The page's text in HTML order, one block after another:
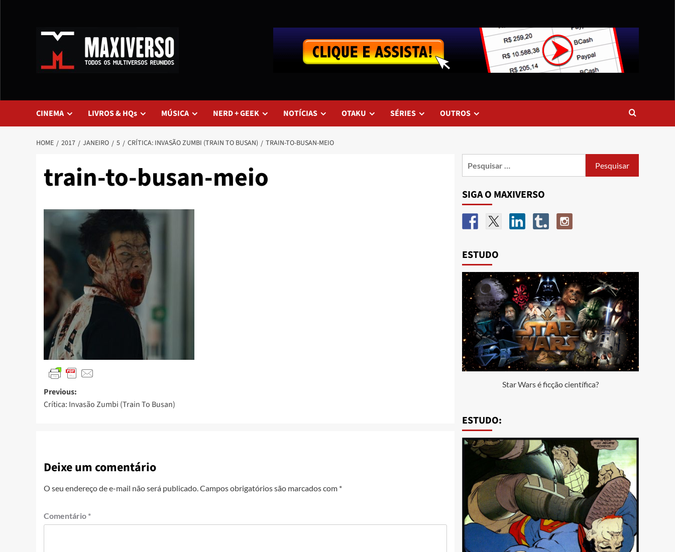
CINEMA LIVROS & HQs MÚSICA NERD + GEEK NOTÍCIAS OTAKU SÉRIES OUTROS
HOME 2017 JANEIRO 5 CRÍTICA: INVASÃO ZUMBI (TRAIN TO BUSAN) TRAIN-TO-BUSAN-MEIO
train-to-busan-meio
Previous:
Crítica: Invasão Zumbi (Train To Busan)
Deixe um comentário
O seu endereço de e-mail não será publicado.Campos obrigatórios são marcados com *
Comentário *
SIGA O MAXIVERSO
ESTUDO
Star Wars é ficção científica?
ESTUDO: